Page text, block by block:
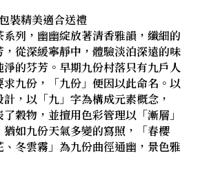
裝精美適合送禮
列，幽幽綻放著清香雅韻，纖細的
從深緩寧靜中，體驗淡泊深遠的味
的芬芳。早期九份村落只有九戶人
九份，「九份」便因以此命名。以
，以「九」字為構成元素概念，
了穀物，並擅用色彩管理以「漸層」
如九份天氣多變的寫照，「春櫻
冬雲霧」為九份曲徑通幽，景色雅